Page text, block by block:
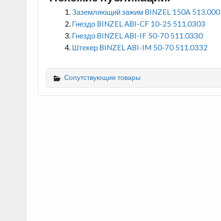
Заземляющий зажим BINZEL 150А
Гнездо BINZEL ABI-CF 10-25 511.0303
Гнездо BINZEL ABI-IF 50-70 511.0330
Штекер BINZEL ABI-IM 50-70 511.0332
Сопутствующие товары